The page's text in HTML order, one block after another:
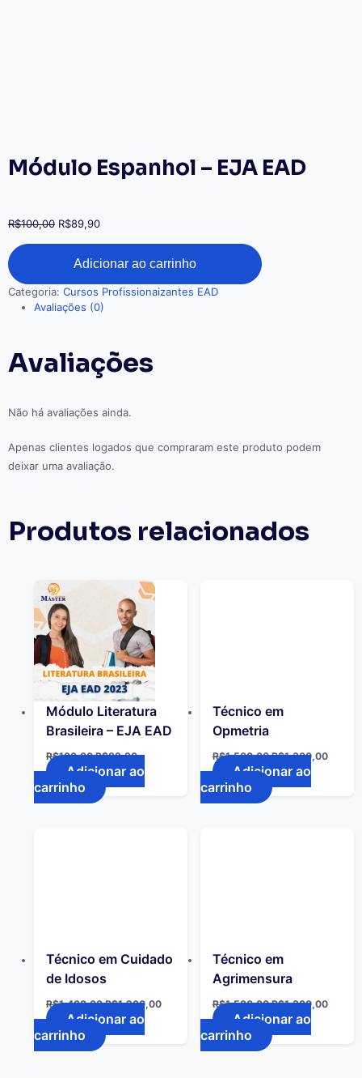
Módulo Espanhol – EJA EAD
R$100,00 R$89,90
Adicionar ao carrinho
Categoria: Cursos Profissionaizantes EAD
Avaliações (0)
Avaliações
Não há avaliações ainda.
Apenas clientes logados que compraram este produto podem
deixar uma avaliação.
Produtos relacionados
Módulo Literatura
Brasileira – EJA EAD
R$100,00 R$89,90
Adicionar ao
carrinho
Técnico em
Opmetria
R$1.500,00 R$1.300,00
Adicionar ao
carrinho
Técnico em Cuidado
de Idosos
R$1.400,00 R$1.200,00
Adicionar ao
carrinho
Técnico em
Agrimensura
R$1.500,00 R$1.300,00
Adicionar ao
carrinho